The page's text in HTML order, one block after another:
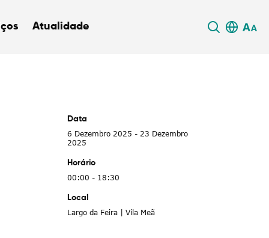
Atualidade
Data
6 Dezembro 2025 - 23 Dezembro
2025
Horário
00:00 - 18:30
Local
Largo da Feira | Vila Meã